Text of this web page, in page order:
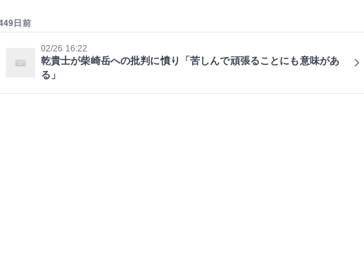
日前
02/26 16:22
乾貴士が柴崎岳への批判に憤り「苦しんで頑張ることにも意味があ
る」